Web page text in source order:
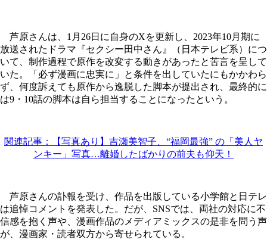
芦原さんは、1月26日に自身のXを更新し、2023年10月期に
放送されたドラマ『セクシー田中さん』（日本テレビ系）につ
いて、制作過程で原作を改変する動きがあったと苦言を呈して
いた。「必ず漫画に忠実に」と条件を出していたにもかかわら
ず、何度訴えても原作から逸脱した脚本が提出され、最終的に
は9・10話の脚本は自ら担当することになったという。
関連記事：【写真あり】吉瀬美智子、“福岡最強” の「美人ヤ
ンキー」写真…離婚したばかりの前夫も仰天！
芦原さんの訃報を受け、作品を出版している小学館と日テレ
は追悼コメントを発表した。だが、SNSでは、両社の対応に不
信感を抱く声や、漫画作品のメディアミックスの是非を問う声
が、漫画家・読者双方から寄せられている。